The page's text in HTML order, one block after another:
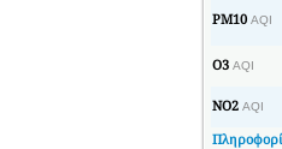
PM10 AQI
O3 AQI
NO2 AQI